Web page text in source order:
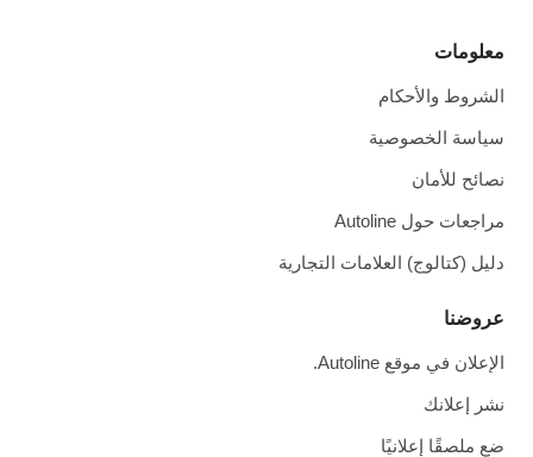
معلومات
الشروط والأحكام
سياسة الخصوصية
نصائح للأمان
مراجعات حول Autoline
دليل (كتالوج) العلامات التجارية
عروضنا
الإعلان في موقع Autoline.
نشر إعلانك
ضع ملصقًا إعلانيًا